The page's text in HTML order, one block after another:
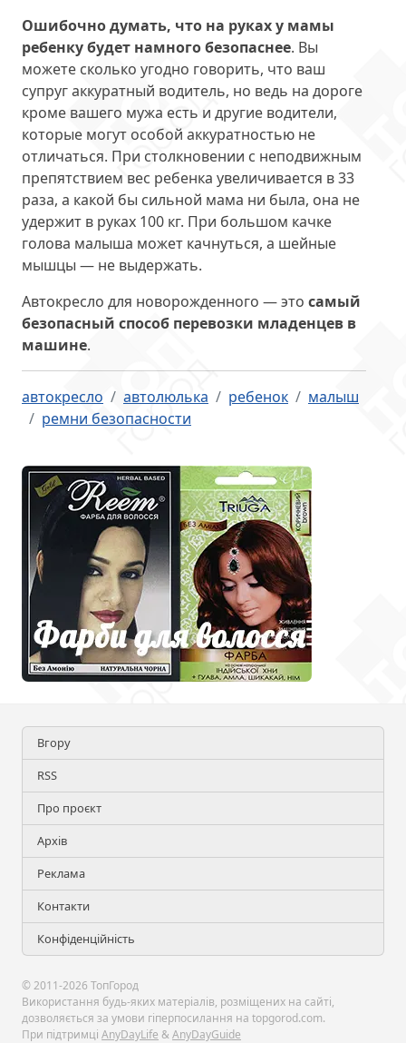
Ошибочно думать, что на руках у мамы
ребенку будет намного безопаснее. Вы
можете сколько угодно говорить, что ваш
супруг аккуратный водитель, но ведь на дороге
кроме вашего мужа есть и другие водители,
которые могут особой аккуратностью не
отличаться. При столкновении с неподвижным
препятствием вес ребенка увеличивается в 33
раза, а какой бы сильной мама ни была, она не
удержит в руках 100 кг. При большом качке
голова малыша может качнуться, а шейные
мышцы — не выдержать.
Автокресло для новорожденного — это самый
безопасный способ перевозки младенцев в
машине.
автокресло автолюлька ребенок
малыш
ремни безопасности
Вгору
RSS
Про проєкт
Архів
Реклама
Контакти
Конфіденційність
© 2011-2026 ТопГород
Використання будь-яких матеріалів, розміщених на сайті,
дозволяється за умови гіперпосилання на topgorod.com.
При підтримці AnyDayLife &AnyDayGuide